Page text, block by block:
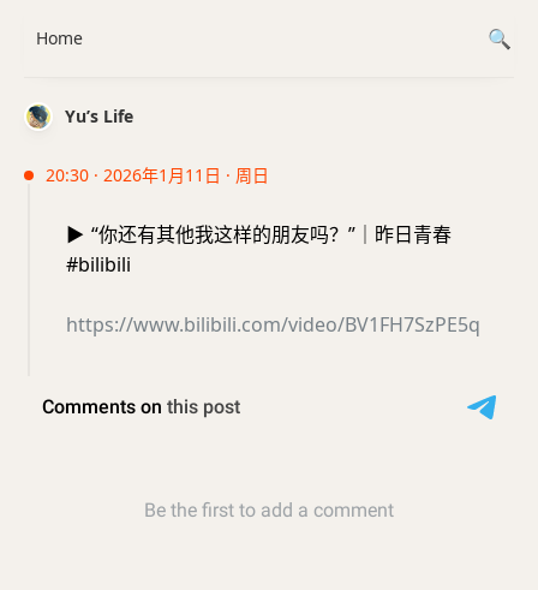
Yu’s Life
20:30 · 2026年1月11日 · 周日
▶️ “你还有其他我这样的朋友吗？”｜昨日青春
#bilibili
https://www.bilibili.com/video/BV1FH7SzPE5q
Home